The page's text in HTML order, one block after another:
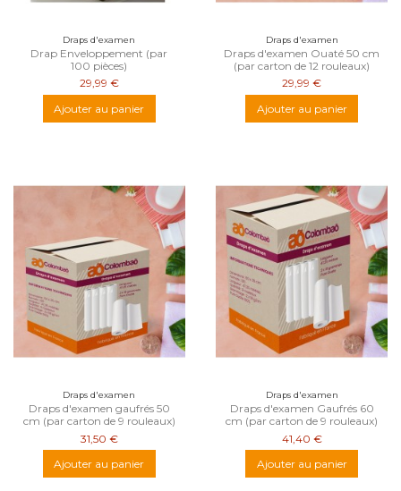
Draps d'examen
Drap Enveloppement (par
100 pièces)
29,99 €
Ajouter au panier
Draps d'examen
Draps d'examen Ouaté 50 cm
(par carton de 12 rouleaux)
29,99 €
Ajouter au panier
Draps d'examen
Draps d'examen gaufrés 50
cm (par carton de 9 rouleaux)
31,50 €
Ajouter au panier
Draps d'examen
Draps d'examen Gaufrés 60
cm (par carton de 9 rouleaux)
41,40 €
Ajouter au panier